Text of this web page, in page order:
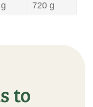
720 g
to